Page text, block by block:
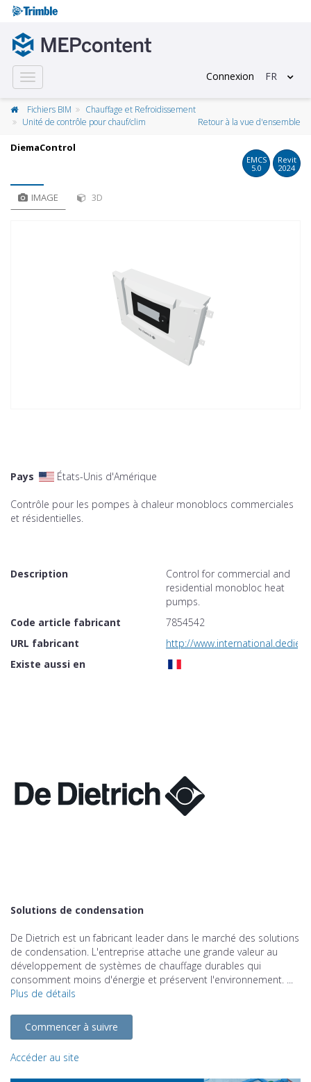
Toggle
navigation
Connexion FR
Fichiers BIM
Chauffage et Refroidissement
Unité de contrôle pour chauf/clim
Retour à la vue d'ensemble
DiemaControl
EMCS
5.0
Revit
2024
IMAGE 3D
Pays États-Unis d'Amérique
Contrôle pour les pompes à chaleur monoblocs commerciales
et résidentielles.
Description
Control for commercial and
residential monobloc heat
pumps.
Code article fabricant
7854542
URL fabricant
http://
Existe aussi en
Solutions de condensation
De Dietrich est un fabricant leader dans le marché des solutions
de condensation. L'entreprise attache une grande valeur au
développement de systèmes de chauffage durables qui
consomment moins d'énergie et préservent l'environnement. ...
Plus de détails
Commencer à suivre
Accéder au site